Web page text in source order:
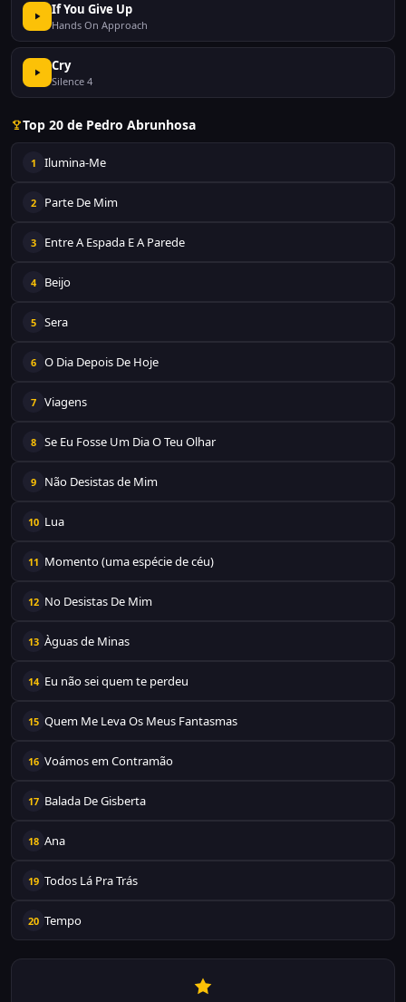
If You Give Up
Hands On Approach
Cry
Silence 4
Top 20 de Pedro Abrunhosa
1 Ilumina-Me
2 Parte De Mim
3 Entre A Espada E A Parede
4 Beijo
5 Sera
6 O Dia Depois De Hoje
7 Viagens
8 Se Eu Fosse Um Dia O Teu Olhar
9 Não Desistas de Mim
10 Lua
11 Momento (uma espécie de céu)
12 No Desistas De Mim
13 Àguas de Minas
14 Eu não sei quem te perdeu
15 Quem Me Leva Os Meus Fantasmas
16 Voámos em Contramão
17 Balada De Gisberta
18 Ana
19 Todos Lá Pra Trás
20 Tempo